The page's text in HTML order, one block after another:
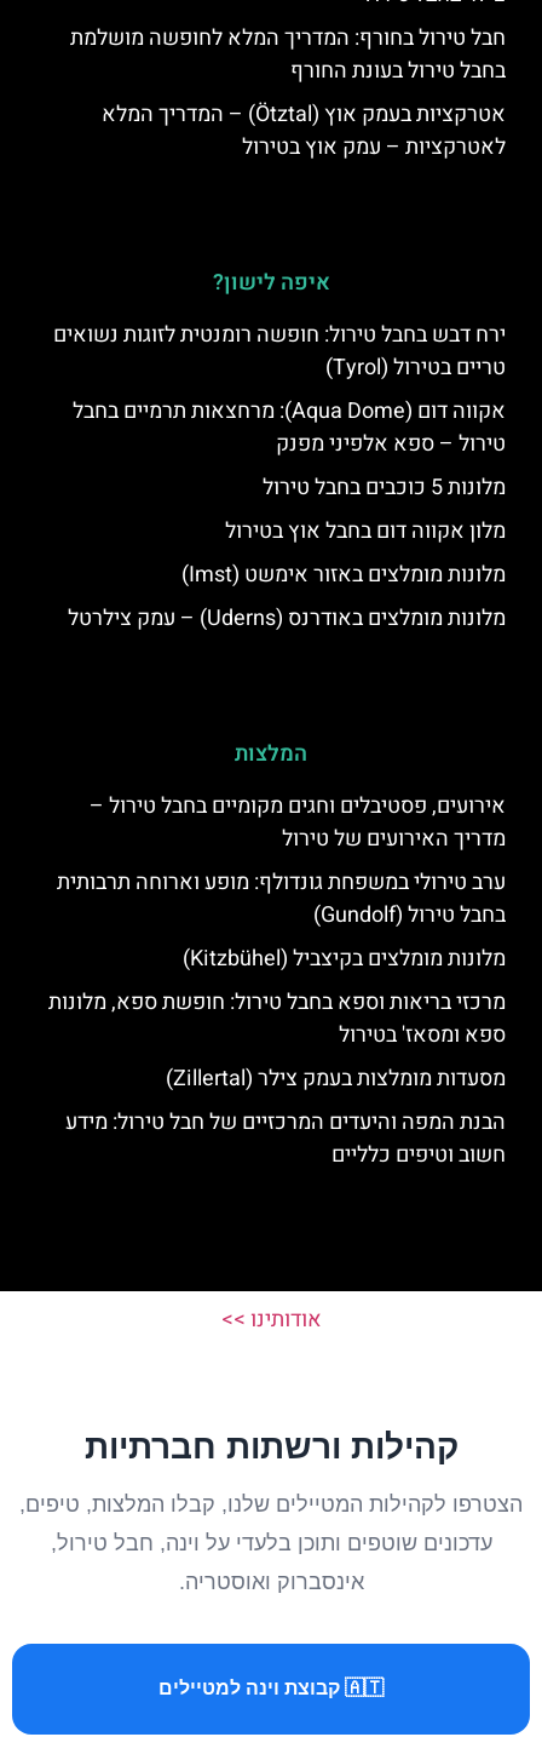
חבל טירול בחורף: המדריך המלא לחופשה מושלמת
בחבל טירול בעונת החורף
אטרקציות בעמק אוץ (Ötztal) – המדריך המלא
לאטרקציות – עמק אוץ בטירול
איפה לישון?
ירח דבש בחבל טירול: חופשה רומנטית לזוגות נשואים
טריים בטירול (Tyrol)
אקווה דום (Aqua Dome): מרחצאות תרמיים בחבל
טירול – ספא אלפיני מפנק
מלונות 5 כוכבים בחבל טירול
מלון אקווה דום בחבל אוץ בטירול
מלונות מומלצים באזור אימשט (Imst)
מלונות מומלצים באודרנס (Uderns) – עמק צילרטל
המלצות
אירועים, פסטיבלים וחגים מקומיים בחבל טירול –
מדריך האירועים של טירול
ערב טירולי במשפחת גונדולף: מופע וארוחה תרבותית
בחבל טירול (Gundolf)
מלונות מומלצים בקיצביל (Kitzbühel)
מרכזי בריאות וספא בחבל טירול: חופשת ספא, מלונות
ספא ומסאז' בטירול
מסעדות מומלצות בעמק צילר (Zillertal)
הבנת המפה והיעדים המרכזיים של חבל טירול: מידע
חשוב וטיפים כלליים
אודותינו >>
קהילות ורשתות חברתיות
הצטרפו לקהילות המטיילים שלנו, קבלו המלצות, טיפים,
עדכונים שוטפים ותוכן בלעדי על וינה, חבל טירול,
אינסברוק ואוסטריה.
🇦🇹 קבוצת וינה למטיילים